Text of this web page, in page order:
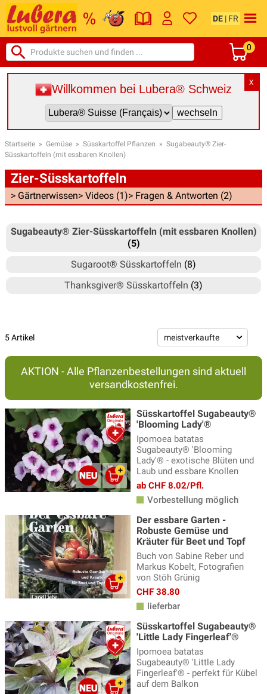
DE | FR
0
X
Willkommen bei Lubera® Schweiz
Startseite » Gemüse » Süsskartoffel Pflanzen » Sugabeauty® Zier-
Süsskartoffeln (mit essbaren Knollen)
Zier-Süsskartoffeln
> Gärtnerwissen> Videos (1)> Fragen & Antworten (2)
Sugabeauty® Zier-Süsskartoffeln (mit essbaren Knollen)
(5)
Sugaroot® Süsskartoffeln (8)
Thanksgiver® Süsskartoffeln (3)
5 Artikel
AKTION - Alle Pflanzenbestellungen sind aktuell
versandkostenfrei.
Süsskartoffel Sugabeauty®
'Blooming Lady'®
Ipomoea batatas
Sugabeauty® 'Blooming
Lady'® - exotische Blüten und
Laub und essbare Knollen
ab CHF 8.02/Pfl.
Vorbestellung möglich
Der essbare Garten -
Robuste Gemüse und
Kräuter für Beet und Topf
Buch von Sabine Reber und
Markus Kobelt, Fotografien
von Stöh Grünig
CHF 38.80
lieferbar
Süsskartoffel Sugabeauty®
'Little Lady Fingerleaf'®
Ipomoea batatas
Sugabeauty® 'Little Lady
Fingerleaf'® - perfekt für Kübel
auf dem Balkon